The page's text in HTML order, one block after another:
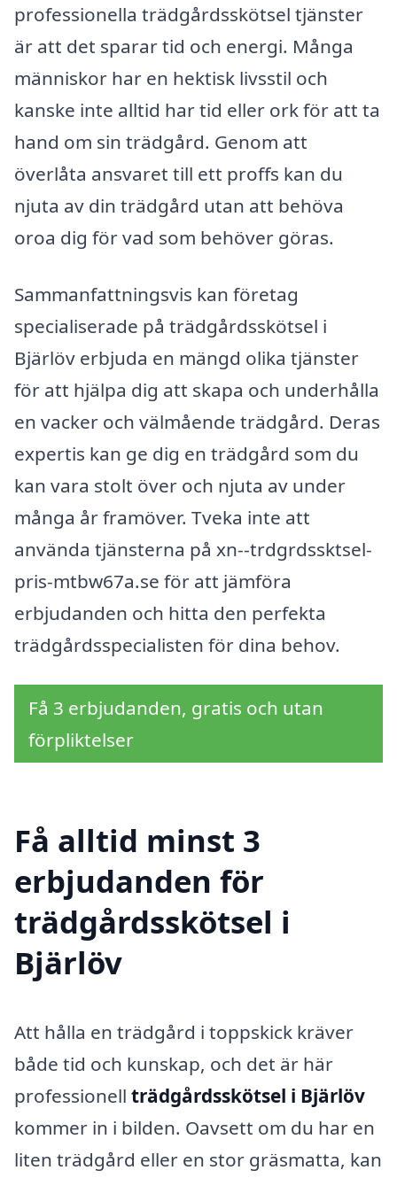
professionella trädgårdsskötsel tjänster
är att det sparar tid och energi. Många
människor har en hektisk livsstil och
kanske inte alltid har tid eller ork för att ta
hand om sin trädgård. Genom att
överlåta ansvaret till ett proffs kan du
njuta av din trädgård utan att behöva
oroa dig för vad som behöver göras.
Sammanfattningsvis kan företag
specialiserade på trädgårdsskötsel i
Bjärlöv erbjuda en mängd olika tjänster
för att hjälpa dig att skapa och underhålla
en vacker och välmående trädgård. Deras
expertis kan ge dig en trädgård som du
kan vara stolt över och njuta av under
många år framöver. Tveka inte att
använda tjänsterna på xn--trdgrdssktsel-
pris-mtbw67a.se för att jämföra
erbjudanden och hitta den perfekta
trädgårdsspecialisten för dina behov.
Få 3 erbjudanden, gratis och utan
förpliktelser
Få alltid minst 3
erbjudanden för
trädgårdsskötsel i
Bjärlöv
Att hålla en trädgård i toppskick kräver
både tid och kunskap, och det är här
professionell trädgårdsskötsel i Bjärlöv
kommer in i bilden. Oavsett om du har en
liten trädgård eller en stor gräsmatta, kan